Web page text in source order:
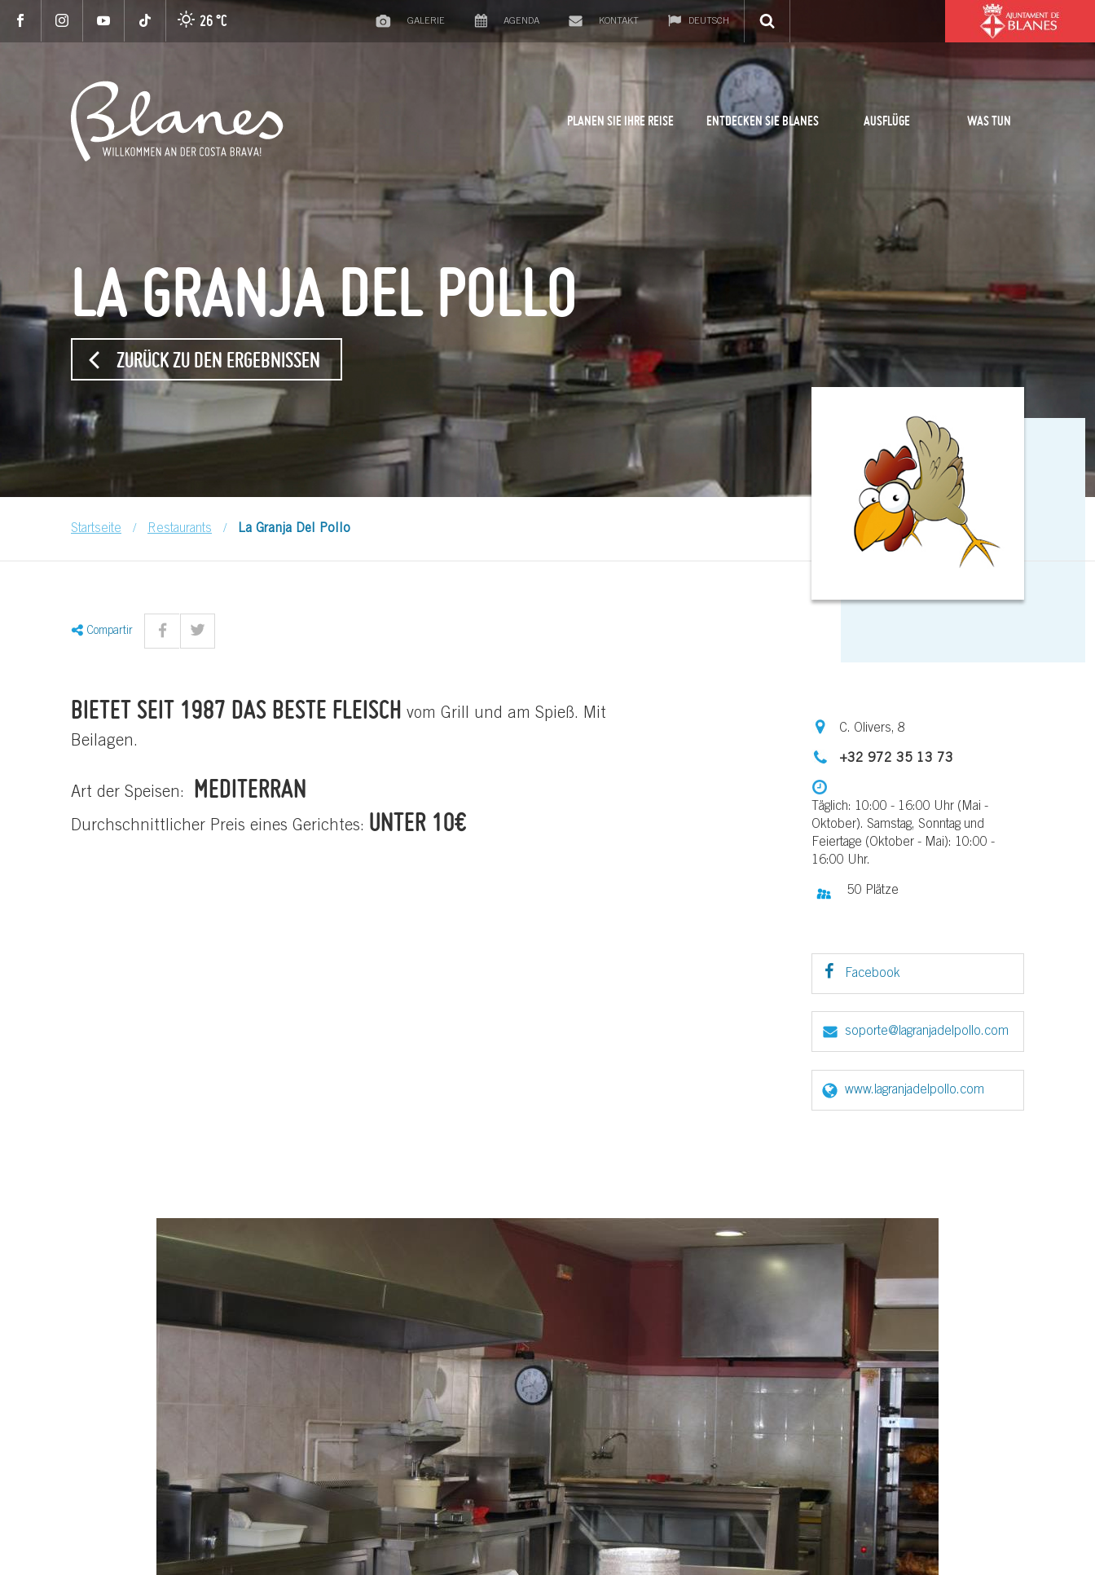
26 °C GALERIE AGENDA KONTAKT DEUTSCH
PLANEN SIE IHRE REISE ENTDECKEN SIE BLANES AUSFLÜGE WAS TUN
LA GRANJA DEL POLLO
ZURÜCK ZU DEN ERGEBNISSEN
Startseite / Restaurants / La Granja Del Pollo
Compartir
BIETET SEIT 1987 DAS BESTE FLEISCH vom Grill und am Spieß. Mit
Beilagen.
Art der Speisen: MEDITERRAN
Durchschnittlicher Preis eines Gerichtes: UNTER 10€
C. Olivers, 8
+32 972 35 13 73
Täglich: 10:00 - 16:00 Uhr (Mai -
Oktober). Samstag, Sonntag und
Feiertage (Oktober - Mai): 10:00 -
16:00 Uhr.
50 Plätze
Facebook
soporte@lagranjadelpollo.com
www.lagranjadelpollo.com